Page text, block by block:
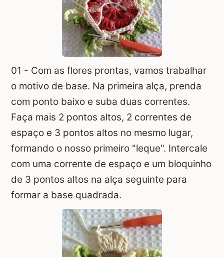
01 - Com as flores prontas, vamos trabalhar
o motivo de base. Na primeira alça, prenda
com ponto baixo e suba duas correntes.
Faça mais 2 pontos altos, 2 correntes de
espaço e 3 pontos altos no mesmo lugar,
formando o nosso primeiro "leque". Intercale
com uma corrente de espaço e um bloquinho
de 3 pontos altos na alça seguinte para
formar a base quadrada.